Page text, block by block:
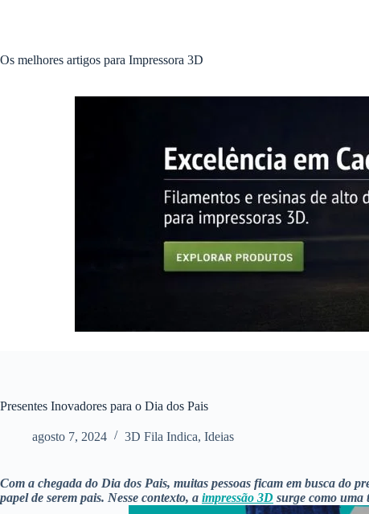
Os melhores artigos para Impressora 3D
Presentes Inovadores para o Dia dos Pais
agosto 7, 2024 3D Fila Indica, Ideias
Com a chegada do Dia dos Pais, muitas pessoas ficam em busca do
papel de serem pais. Nesse contexto, a impressão 3D surge como uma